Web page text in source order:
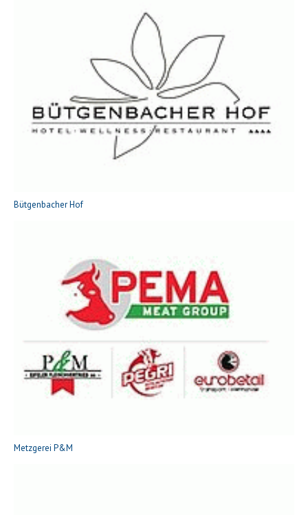
Bütgenbacher Hof
Metzgerei P&M